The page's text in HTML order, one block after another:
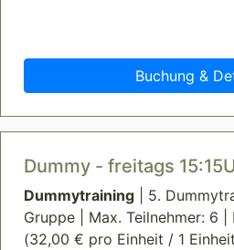
Buchung &
Dummy - freitags
Dummytraining | 5.
Gruppe | Max. Teilnehmer: 6
(32,00 € pro Einheit / 1